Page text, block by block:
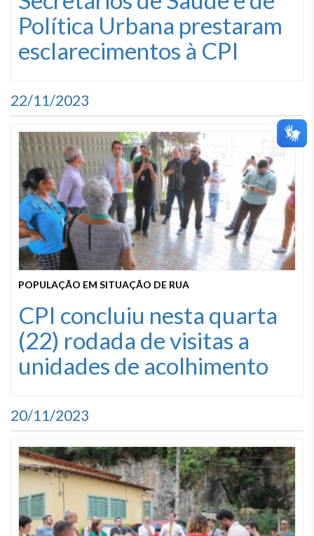
Política Urbana prestaram
esclarecimentos à CPI
22/11/2023
POPULAÇÃO EM SITUAÇÃO DE RUA
CPI concluiu nesta quarta
(22) rodada de visitas a
unidades de acolhimento
20/11/2023